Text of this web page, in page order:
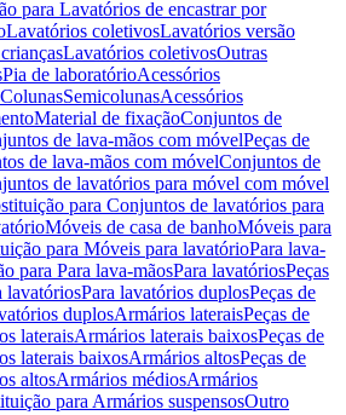
para Lavatórios de encastrar por
Lavatórios coletivosLavatórios versão
Lavatórios coletivosOutras
Pia de laboratórioAcessórios
ColunasSemicolunasAcessórios
Material de fixaçãoConjuntos de
de lava-mãos com móvelPeças de
de lava-mãos com móvelConjuntos de
de lavatórios para móvel com móvel
para Conjuntos de lavatórios para
Móveis de casa de banhoMóveis para
para Móveis para lavatórioPara lava-
para Para lava-mãosPara lavatóriosPeças
lavatóriosPara lavatórios duplosPeças de
duplosArmários lateraisPeças de
lateraisArmários laterais baixosPeças de
laterais baixosArmários altosPeças de
altosArmários médiosArmários
para Armários suspensosOutro